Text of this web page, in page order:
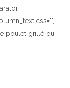
css=""]
poulet grillé ou